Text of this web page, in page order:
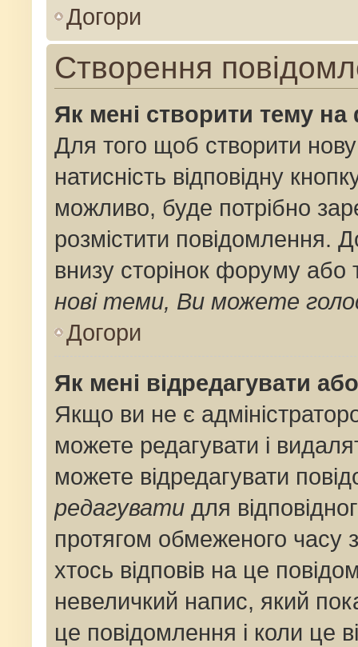
Догори
Створення
Як мені створити тему
Для того щоб створити
натисність відповідну
можливо, буде потрібно
розмістити повідомлення.
внизу сторінок форуму або
нові теми, Ви можете
Догори
Як мені відредагувати
Якщо ви не є
можете редагувати і
можете відредагувати
редагувати для
протягом обмеженого
хтось відповів на це
невеличкий напис, який
це повідомлення і коли це